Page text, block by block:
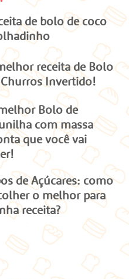
de bolo de coco
receita de Bolo
Invertido!
Bolo de
com massa
que você vai
de Açúcares: como
o melhor para
receita?